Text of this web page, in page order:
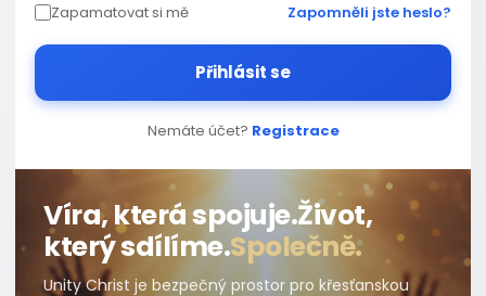
Zapamatovat si mě Zapomněli jste heslo?
Přihlásit se
Nemáte účet? Registrace
Víra, která spojuje.Život,
který sdílíme.Společně.
Unity Christ je bezpečný prostor pro křesťanskou